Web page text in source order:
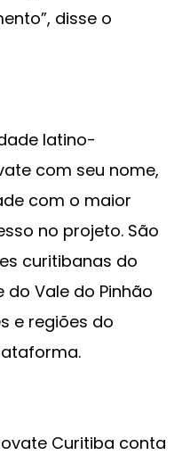
disse o
latino-
com seu nome,
com o maior
no projeto. São
curitibanas do
Vale do Pinhão
e regiões do
Curitiba conta